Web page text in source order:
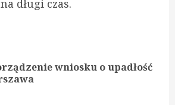
długi czas.
wniosku o upadłość